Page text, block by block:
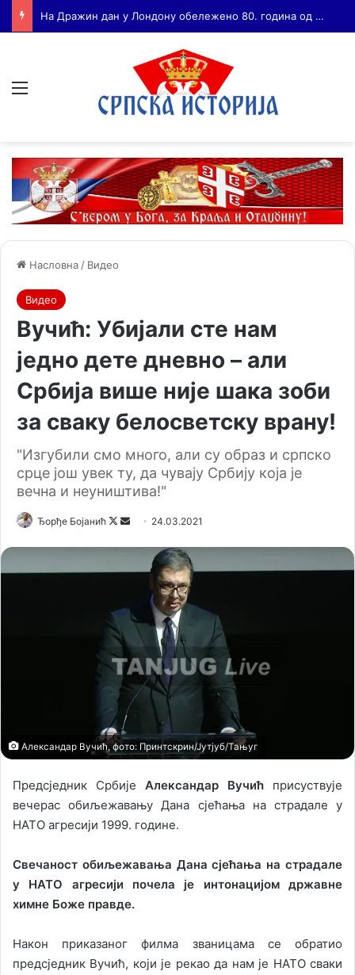
Бојанић: ВОЈА ТАНКОСИЋ – ЧОВЕК КОГА СУ СЕ ПЛАШИЛИ И ЖИВОГ И МРТВОГ, а нема ни споненик
Насловна / Видео
Видео
Вучић: Убијали сте нам
једно дете дневно – али
Србија више није шака зоби
за сваку белосветску врану!
"Изгубили смо много, али су образ и српско
срце још увек ту, да чувају Србију која је
вечна и неуништива!"
Ђорђе Бојанић
F
o
X
n
a
24.03.2021
Александар Вучић, фото: Принтскрин/Јутјуб/Тањуг
Предсједник Србије Александар Вучић присуствује
вечерас обиљежавању Дана сјећања на страдале у
НАТО агресији 1999. године.
Свечаност обиљежавања Дана сјећања на страдале
у НАТО агресији почела је интонацијом државне
химне Боже правде.
Након приказаног филма званицама се обратио
предсjедник Вучић, који је рекао да нам је НАТО сваки